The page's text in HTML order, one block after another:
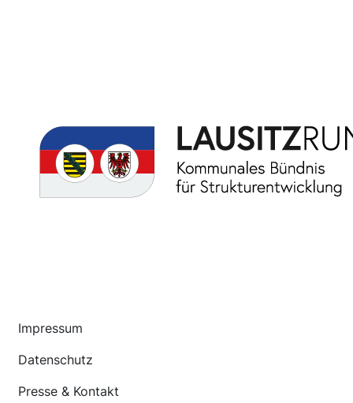
Impressum
Datenschutz
Presse & Kontakt